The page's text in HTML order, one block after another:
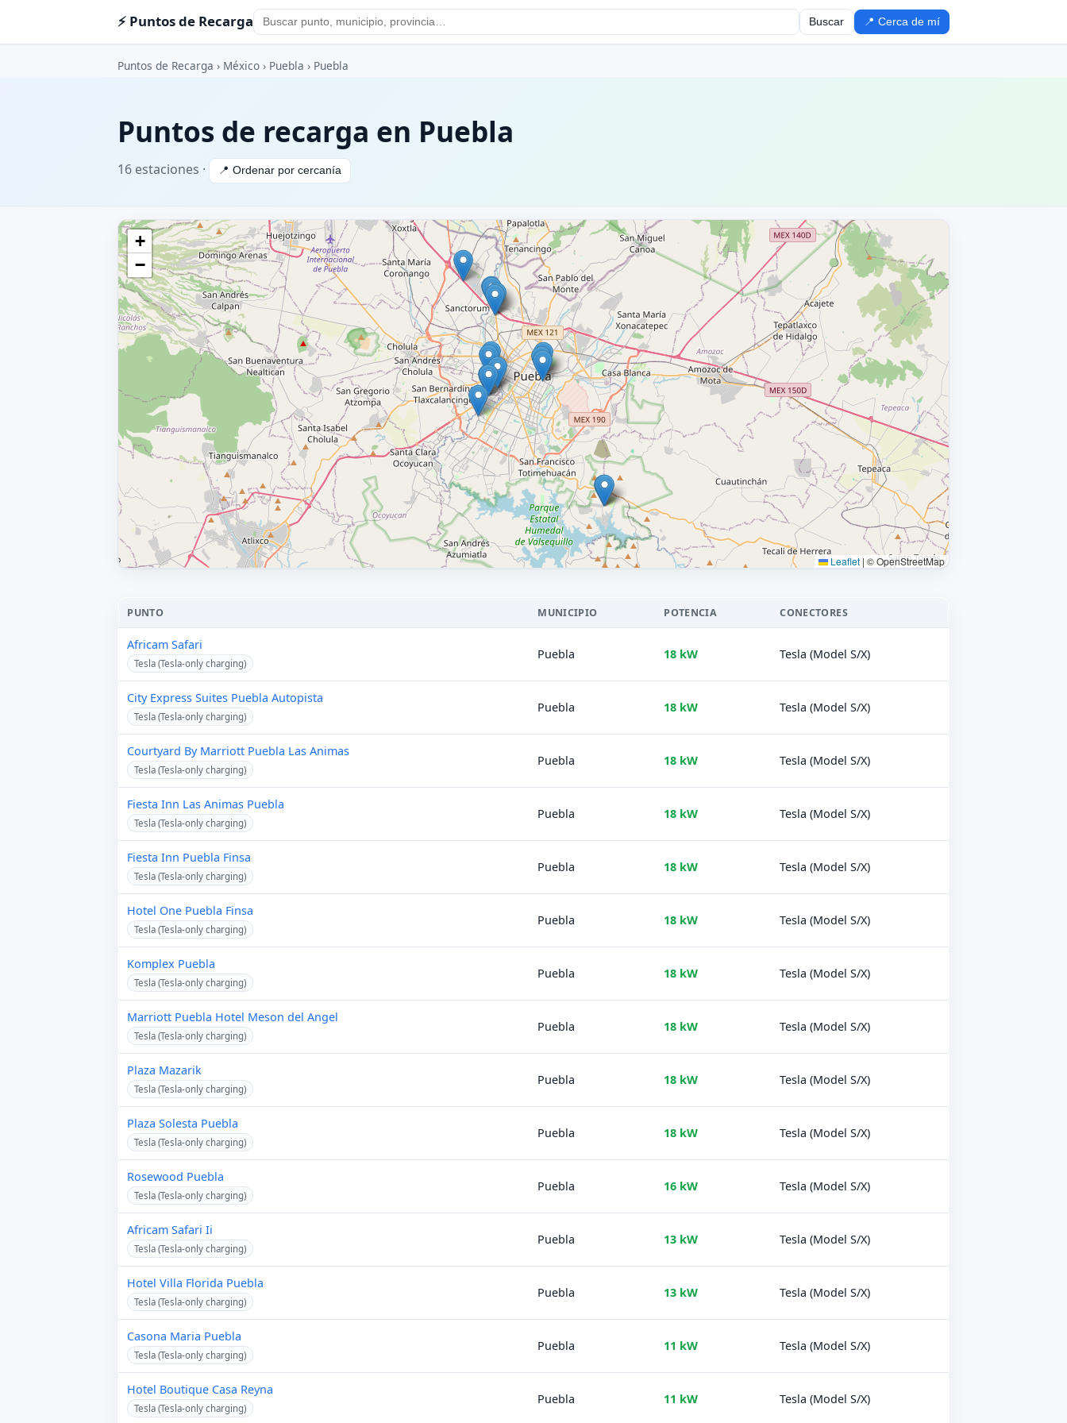
⚡ Puntos de Recarga Buscar 📍 Cerca de mí
Puntos de Recarga › México › Puebla › Puebla
Puntos de recarga en Puebla
16 estaciones · 📍 Ordenar por cercanía
+
−
Leaflet | © OpenStreetMap
PUNTO MUNICIPIO POTENCIA CONECTORES
Africam Safari
Tesla (Tesla-only charging)
Puebla 18 kW Tesla (Model S/X)
City Express Suites Puebla Autopista
Tesla (Tesla-only charging)
Puebla 18 kW Tesla (Model S/X)
Courtyard By Marriott Puebla Las Animas
Tesla (Tesla-only charging)
Puebla 18 kW Tesla (Model S/X)
Fiesta Inn Las Animas Puebla
Tesla (Tesla-only charging)
Puebla 18 kW Tesla (Model S/X)
Fiesta Inn Puebla Finsa
Tesla (Tesla-only charging)
Puebla 18 kW Tesla (Model S/X)
Hotel One Puebla Finsa
Tesla (Tesla-only charging)
Puebla 18 kW Tesla (Model S/X)
Komplex Puebla
Tesla (Tesla-only charging)
Puebla 18 kW Tesla (Model S/X)
Marriott Puebla Hotel Meson del Angel
Tesla (Tesla-only charging)
Puebla 18 kW Tesla (Model S/X)
Plaza Mazarik
Tesla (Tesla-only charging)
Puebla 18 kW Tesla (Model S/X)
Plaza Solesta Puebla
Tesla (Tesla-only charging)
Puebla 18 kW Tesla (Model S/X)
Rosewood Puebla
Tesla (Tesla-only charging)
Puebla 16 kW Tesla (Model S/X)
Africam Safari Ii
Tesla (Tesla-only charging)
Puebla 13 kW Tesla (Model S/X)
Hotel Villa Florida Puebla
Tesla (Tesla-only charging)
Puebla 13 kW Tesla (Model S/X)
Casona Maria Puebla
Tesla (Tesla-only charging)
Puebla 11 kW Tesla (Model S/X)
Hotel Boutique Casa Reyna
Tesla (Tesla-only charging)
Puebla 11 kW Tesla (Model S/X)